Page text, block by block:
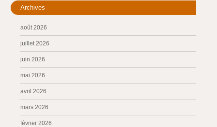
Archives
août 2026
juillet 2026
juin 2026
mai 2026
avril 2026
mars 2026
février 2026